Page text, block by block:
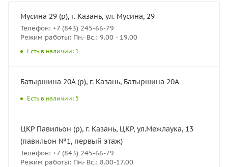
Мусина 29 (р), г. Казань, ул. Мусина, 29
Телефон: +7 (843) 245-66-79
Режим работы: Пн.- Вс.: 9.00 - 19.00
Есть в наличии: 1
Батыршина 20А (р), г. Казань, Батыршина 20А
Есть в наличии: 5
ЦКР Павильон (р), г. Казань, ЦКР, ул.Межлаука, 13
(павильон №1, первый этаж)
Телефон: +7 (843) 245-66-79
Режим работы: Пн.- Вс.: 8.00-17.00